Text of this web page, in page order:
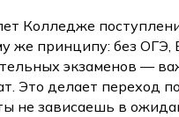
Колледже
же принципу: без ОГЭ,
экзаменов —
Это делает переход
не зависаешь в